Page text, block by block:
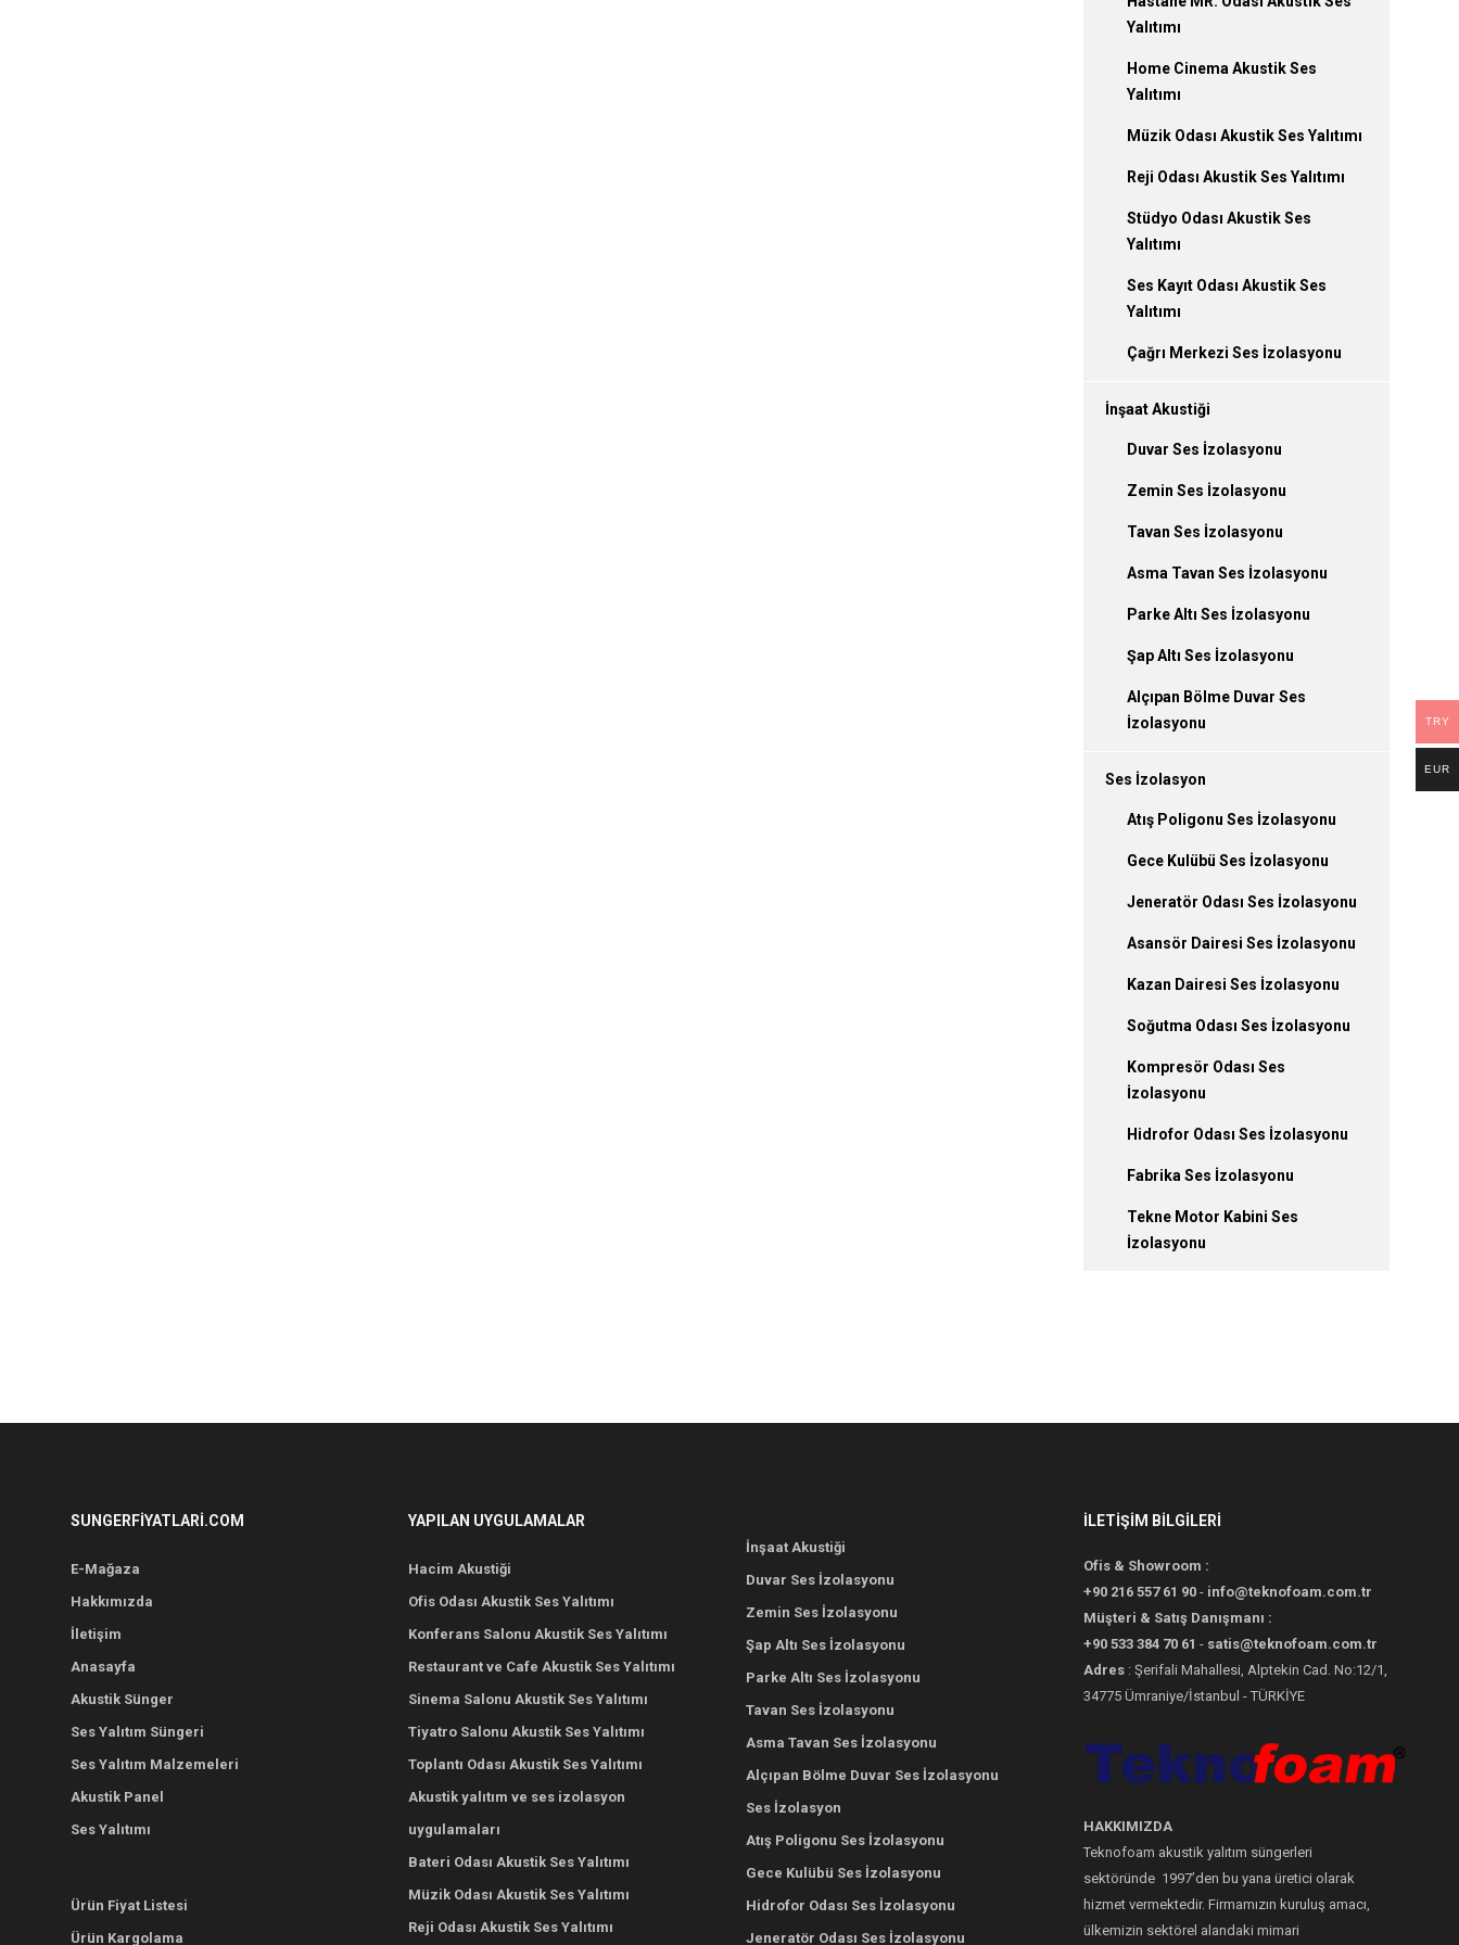
Yalıtımı
Home Cinema Akustik Ses
Yalıtımı
Müzik Odası Akustik Ses Yalıtımı
Reji Odası Akustik Ses Yalıtımı
Stüdyo Odası Akustik Ses
Yalıtımı
Ses Kayıt Odası Akustik Ses
Yalıtımı
Çağrı Merkezi Ses İzolasyonu
İnşaat Akustiği
Duvar Ses İzolasyonu
Zemin Ses İzolasyonu
Tavan Ses İzolasyonu
Asma Tavan Ses İzolasyonu
Parke Altı Ses İzolasyonu
Şap Altı Ses İzolasyonu
Alçıpan Bölme Duvar Ses
İzolasyonu
Ses İzolasyon
Atış Poligonu Ses İzolasyonu
Gece Kulübü Ses İzolasyonu
Jeneratör Odası Ses İzolasyonu
Asansör Dairesi Ses İzolasyonu
Kazan Dairesi Ses İzolasyonu
Soğutma Odası Ses İzolasyonu
Kompresör Odası Ses
İzolasyonu
Hidrofor Odası Ses İzolasyonu
Fabrika Ses İzolasyonu
Tekne Motor Kabini Ses
İzolasyonu
SUNGERFIYATLARI.COM
E-Mağaza
Hakkımızda
İletişim
Anasayfa
Akustik Sünger
Ses Yalıtım Süngeri
Ses Yalıtım Malzemeleri
Akustik Panel
Ses Yalıtımı
Ürün Fiyat Listesi
Ürün Kargolama
YAPILAN UYGULAMALAR
Hacim Akustiği
Ofis Odası Akustik Ses Yalıtımı
Konferans Salonu Akustik Ses Yalıtımı
Restaurant ve Cafe Akustik Ses Yalıtımı
Sinema Salonu Akustik Ses Yalıtımı
Tiyatro Salonu Akustik Ses Yalıtımı
Toplantı Odası Akustik Ses Yalıtımı
Akustik yalıtım ve ses izolasyon
uygulamaları
Bateri Odası Akustik Ses Yalıtımı
Müzik Odası Akustik Ses Yalıtımı
Reji Odası Akustik Ses Yalıtımı
İnşaat Akustiği
Duvar Ses İzolasyonu
Zemin Ses İzolasyonu
Şap Altı Ses İzolasyonu
Parke Altı Ses İzolasyonu
Tavan Ses İzolasyonu
Asma Tavan Ses İzolasyonu
Alçıpan Bölme Duvar Ses İzolasyonu
Ses İzolasyon
Atış Poligonu Ses İzolasyonu
Gece Kulübü Ses İzolasyonu
Hidrofor Odası Ses İzolasyonu
Jeneratör Odası Ses İzolasyonu
İLETİŞİM BİLGİLERİ
Ofis & Showroom :
+90 216 557 61 90 - info@teknofoam.com.tr
Müşteri & Satış Danışmanı :
+90 533 384 70 61 - satis@teknofoam.com.tr
Adres : Şerifali Mahallesi, Alptekin Cad. No:12/1,
34775 Ümraniye/İstanbul - TÜRKİYE
HAKKIMIZDA
Teknofoam akustik yalıtım süngerleri
sektöründe 1997’den bu yana üretici olarak
hizmet vermektedir. Firmamızın kuruluş amacı,
ülkemizin sektörel alandaki mimari
TRY
EUR